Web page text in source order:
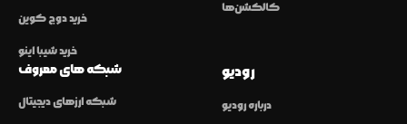
خرید دوج کوین
خرید شیبا اینو
کالکشن‌ها
شبکه های معروف
شبکه ارزهای دیجیتال
رودیو
درباره رودیو